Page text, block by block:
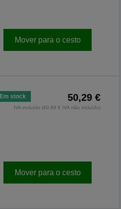
Mover para o cesto
Em stock 50,29 €
IVA incluído (40,89 € IVA não incluído)
Mover para o cesto